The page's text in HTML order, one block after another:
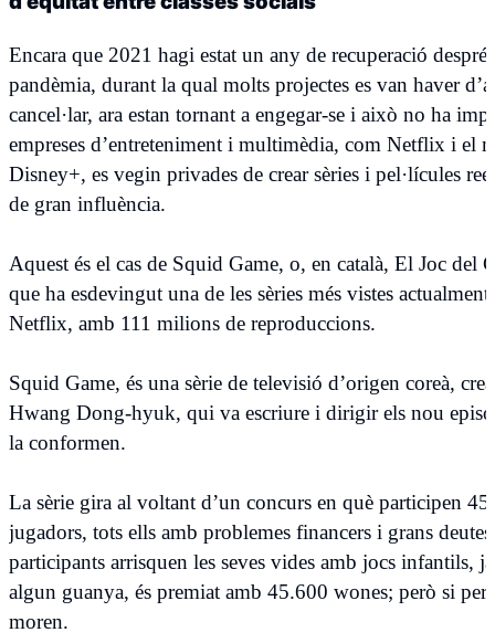
Encara que 2021 hagi estat un any de recuperació
pandèmia, durant la qual molts projectes es van haver
cancel·lar, ara estan tornant a engegar-se i això no ha
empreses d’entreteniment i multimèdia, com Netflix i el
Disney+, es vegin privades de crear sèries i pel·lícules
de gran influència.
Aquest és el cas de Squid Game, o, en català, El Joc del
que ha esdevingut una de les sèries més vistes
Netflix, amb 111 milions de reproduccions.
Squid Game, és una sèrie de televisió d’origen coreà,
Hwang Dong-hyuk, qui va escriure i dirigir els nou
la conformen.
La sèrie gira al voltant d’un concurs en què participen
jugadors, tots ells amb problemes financers i grans
participants arrisquen les seves vides amb jocs infantils,
algun guanya, és premiat amb 45.600 wones; però si
moren.